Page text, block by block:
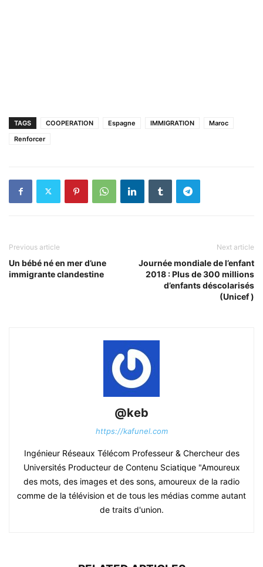
TAGS COOPERATION Espagne IMMIGRATION
Maroc
Renforcer
Previous article
Un bébé né en mer d’une
immigrante clandestine
Next article
Journée mondiale de l’enfant
2018 : Plus de 300 millions
d’enfants déscolarisés
(Unicef )
@keb
https://kafunel.com
Ingénieur Réseaux Télécom Professeur & Chercheur des
Universités Producteur de Contenu Sciatique "Amoureux
des mots, des images et des sons, amoureux de la radio
comme de la télévision et de tous les médias comme autant
de traits d'union.